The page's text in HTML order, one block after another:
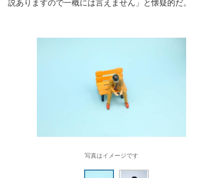
説ありますので一概には言えません」と懐疑的だ。
写真はイメージです